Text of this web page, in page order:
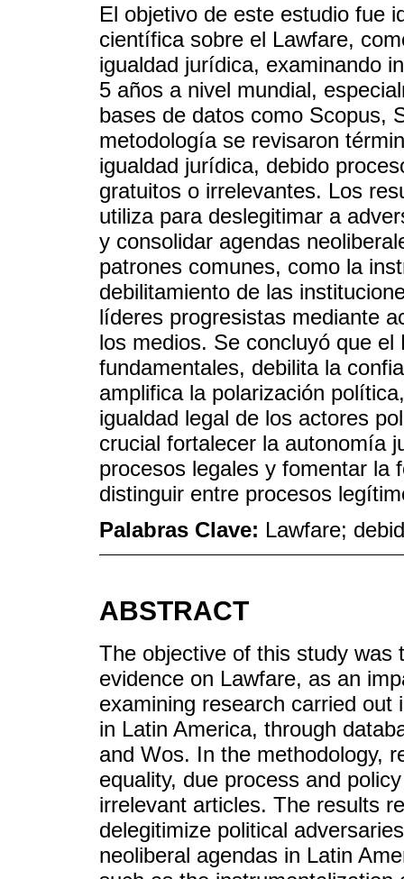
El objetivo de este estudio fue
científica sobre el Lawfare,
igualdad jurídica, examinando
5 años a nivel mundial,
bases de datos como Scopus,
metodología se revisaron
igualdad jurídica, debido
gratuitos o irrelevantes. Los
utiliza para deslegitimar a
y consolidar agendas
patrones comunes, como la
debilitamiento de las
líderes progresistas mediante
los medios. Se concluyó que
fundamentales, debilita la
amplifica la polarización
igualdad legal de los actores
crucial fortalecer la autonomía
procesos legales y fomentar la
distinguir entre procesos
Palabras Clave: Lawfare;
ABSTRACT
The objective of this study was
evidence on Lawfare, as an
examining research carried
in Latin America, through
and Wos. In the methodology,
equality, due process and
irrelevant articles. The results
delegitimize political
neoliberal agendas in Latin